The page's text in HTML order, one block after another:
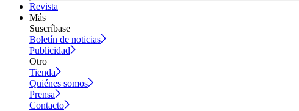
Revista
Más
Suscríbase
Boletín de noticias
Publicidad
Otro
Tienda
Quiénes somos
Prensa
Contacto